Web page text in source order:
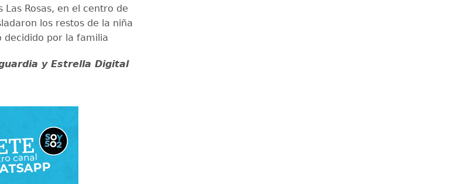
Las Rosas, en el centro de
los restos de la niña
decidido por la familia
y Estrella Digital